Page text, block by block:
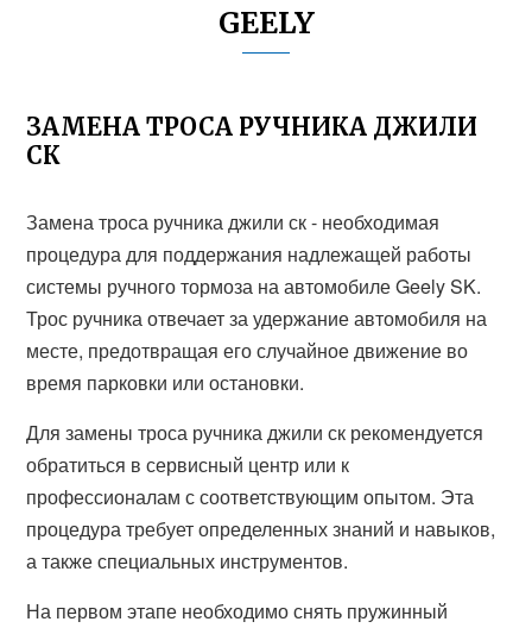
GEELY
ЗАМЕНА ТРОСА РУЧНИКА ДЖИЛИ
СК
Замена троса ручника джили ск - необходимая
процедура для поддержания надлежащей работы
системы ручного тормоза на автомобиле Geely SK.
Трос ручника отвечает за удержание автомобиля на
месте, предотвращая его случайное движение во
время парковки или остановки.
Для замены троса ручника джили ск рекомендуется
обратиться в сервисный центр или к
профессионалам с соответствующим опытом. Эта
процедура требует определенных знаний и навыков,
а также специальных инструментов.
На первом этапе необходимо снять пружинный